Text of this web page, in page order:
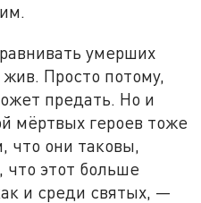
умерших
Просто потому,
предать. Но и
мёртвых героев тоже
что они таковы,
что этот больше
и среди святых, —